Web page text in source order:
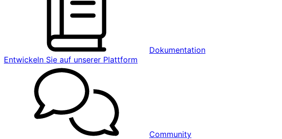
Dokumentation
Entwickeln Sie auf unserer Plattform
Community